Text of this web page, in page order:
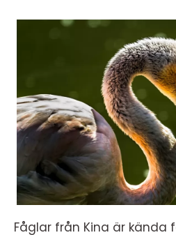
Fåglar från Kina är kända